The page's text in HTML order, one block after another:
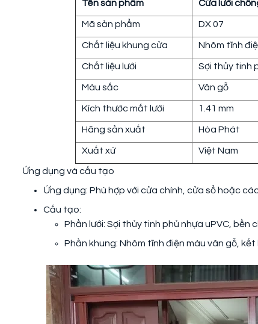
Tên sản phẩm Cửa lưới
Mã sản phẩm DX 07
Chất liệu khung cửa Nhôm tĩnh
Chất liệu lưới Sợi thủy tinh
Màu sắc Vân gỗ
Kích thước mắt lưới 1.41 mm
Hãng sản xuất Hòa Phát
Xuất xứ Việt Nam
Ứng dụng và cấu tạo
Ứng dụng: Phù hợp với cửa chính, cửa sổ hoặc
Cấu tạo:
Phần lưới: Sợi thủy tinh phủ nhựa uPVC, bền
Phần khung: Nhôm tĩnh điện màu vân gỗ,